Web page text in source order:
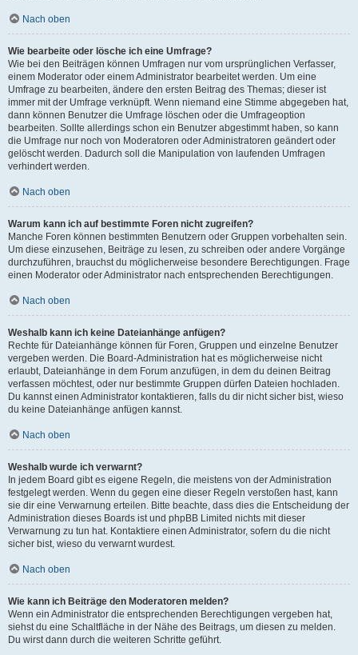
Nach oben
Wie bearbeite oder lösche ich eine Umfrage?
Wie bei den Beiträgen können Umfragen nur vom ursprünglichen Verfasser,
einem Moderator oder einem Administrator bearbeitet werden. Um eine
Umfrage zu bearbeiten, ändere den ersten Beitrag des Themas; dieser ist
immer mit der Umfrage verknüpft. Wenn niemand eine Stimme abgegeben hat,
dann können Benutzer die Umfrage löschen oder die Umfrageoption
bearbeiten. Sollte allerdings schon ein Benutzer abgestimmt haben, so kann
die Umfrage nur noch von Moderatoren oder Administratoren geändert oder
gelöscht werden. Dadurch soll die Manipulation von laufenden Umfragen
verhindert werden.
Nach oben
Warum kann ich auf bestimmte Foren nicht zugreifen?
Manche Foren können bestimmten Benutzern oder Gruppen vorbehalten sein.
Um diese einzusehen, Beiträge zu lesen, zu schreiben oder andere Vorgänge
durchzuführen, brauchst du möglicherweise besondere Berechtigungen. Frage
einen Moderator oder Administrator nach entsprechenden Berechtigungen.
Nach oben
Weshalb kann ich keine Dateianhänge anfügen?
Rechte für Dateianhänge können für Foren, Gruppen und einzelne Benutzer
vergeben werden. Die Board-Administration hat es möglicherweise nicht
erlaubt, Dateianhänge in dem Forum anzufügen, in dem du deinen Beitrag
verfassen möchtest, oder nur bestimmte Gruppen dürfen Dateien hochladen.
Du kannst einen Administrator kontaktieren, falls du dir nicht sicher bist, wieso
du keine Dateianhänge anfügen kannst.
Nach oben
Weshalb wurde ich verwarnt?
In jedem Board gibt es eigene Regeln, die meistens von der Administration
festgelegt werden. Wenn du gegen eine dieser Regeln verstoßen hast, kann
sie dir eine Verwarnung erteilen. Bitte beachte, dass dies die Entscheidung der
Administration dieses Boards ist und phpBB Limited nichts mit dieser
Verwarnung zu tun hat. Kontaktiere einen Administrator, sofern du die nicht
sicher bist, wieso du verwarnt wurdest.
Nach oben
Wie kann ich Beiträge den Moderatoren melden?
Wenn ein Administrator die entsprechenden Berechtigungen vergeben hat,
siehst du eine Schaltfläche in der Nähe des Beitrags, um diesen zu melden.
Du wirst dann durch die weiteren Schritte geführt.